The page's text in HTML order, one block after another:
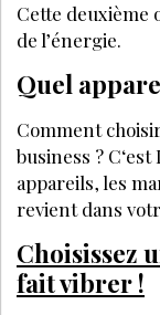
Cette deuxième
de l’énergie.
Quel
Comment
business ?
appareils, les
revient dans
Choisissez
fait vibrer !